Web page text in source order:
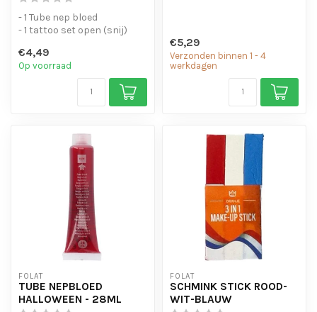
- 1 Tube nep bloed
- 1 tattoo set open (snij)
€4,49
Op voorraad
€5,29
Verzonden binnen 1 - 4
werkdagen
FOLAT
TUBE NEPBLOED
HALLOWEEN - 28ML
FOLAT
SCHMINK STICK ROOD-
WIT-BLAUW